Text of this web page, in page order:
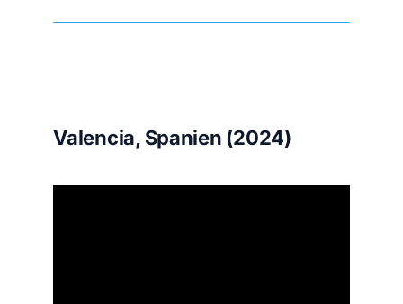
Valencia, Spanien (2024)